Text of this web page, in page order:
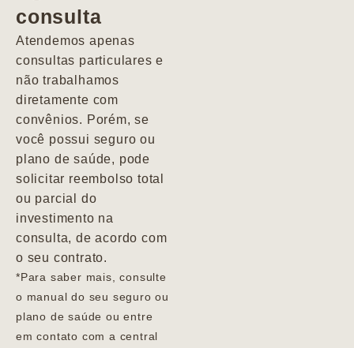
consulta
Atendemos apenas
consultas particulares e
não trabalhamos
diretamente com
convênios. Porém, se
você possui seguro ou
plano de saúde, pode
solicitar reembolso total
ou parcial do
investimento na
consulta, de acordo com
o seu contrato.
*Para saber mais, consulte
o manual do seu seguro ou
plano de saúde ou entre
em contato com a central